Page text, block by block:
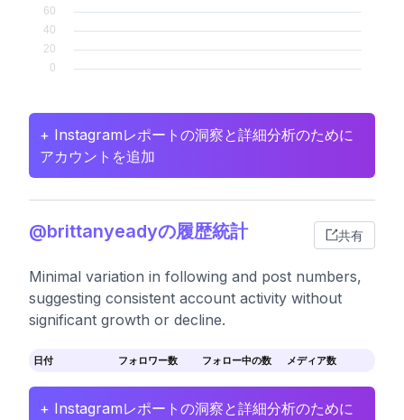
+ Instagramレポートの洞察と詳細分析のために
アカウントを追加
@brittanyeadyの履歴統計 共有
Minimal variation in following and post numbers,
suggesting consistent account activity without
significant growth or decline.
日付 フォロワー数 フォロー中の数 メディア数
+ Instagramレポートの洞察と詳細分析のために